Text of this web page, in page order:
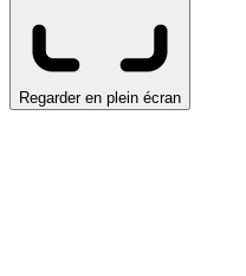
Regarder en plein écran